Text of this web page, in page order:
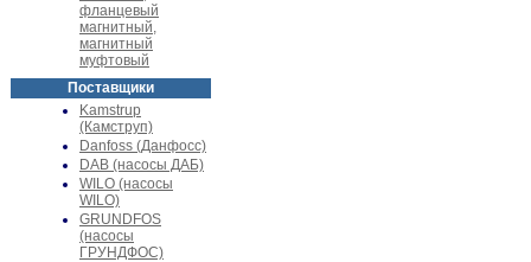
фланцевый
магнитный,
магнитный
муфтовый
Поставщики
Kamstrup
(Камструп)
Danfoss (Данфосс)
DAB (насосы ДАБ)
WILO (насосы
WILO)
GRUNDFOS
(насосы
ГРУНДФОС)